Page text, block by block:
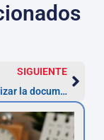
SIGUIENTE
Cómo organizar la documentación para la reclamación de nulidad de préstamo